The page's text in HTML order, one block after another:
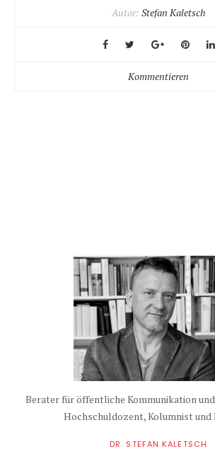
Autor: Stefan Kaletsch
Kommentieren
Berater für öffentliche Kommunikation
Hochschuldozent, Kolumnist
DR. STEFAN KALETSCH